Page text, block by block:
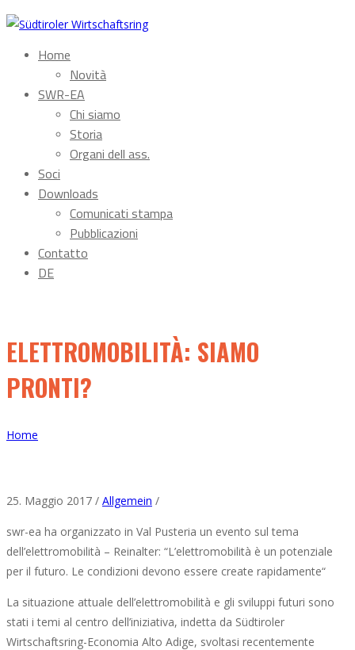
Home
Novità
SWR-EA
Chi siamo
Storia
Organi dell ass.
Soci
Downloads
Comunicati stampa
Pubblicazioni
Contatto
DE
ELETTROMOBILITÀ: SIAMO
PRONTI?
Home
25. Maggio 2017 / Allgemein /
swr-ea ha organizzato in Val Pusteria un evento sul tema
dell’elettromobilità – Reinalter: “L’elettromobilità è un potenziale
per il futuro. Le condizioni devono essere create rapidamente“
La situazione attuale dell’elettromobilità e gli sviluppi futuri sono
stati i temi al centro dell’iniziativa, indetta da Südtiroler
Wirtschaftsring-Economia Alto Adige, svoltasi recentemente